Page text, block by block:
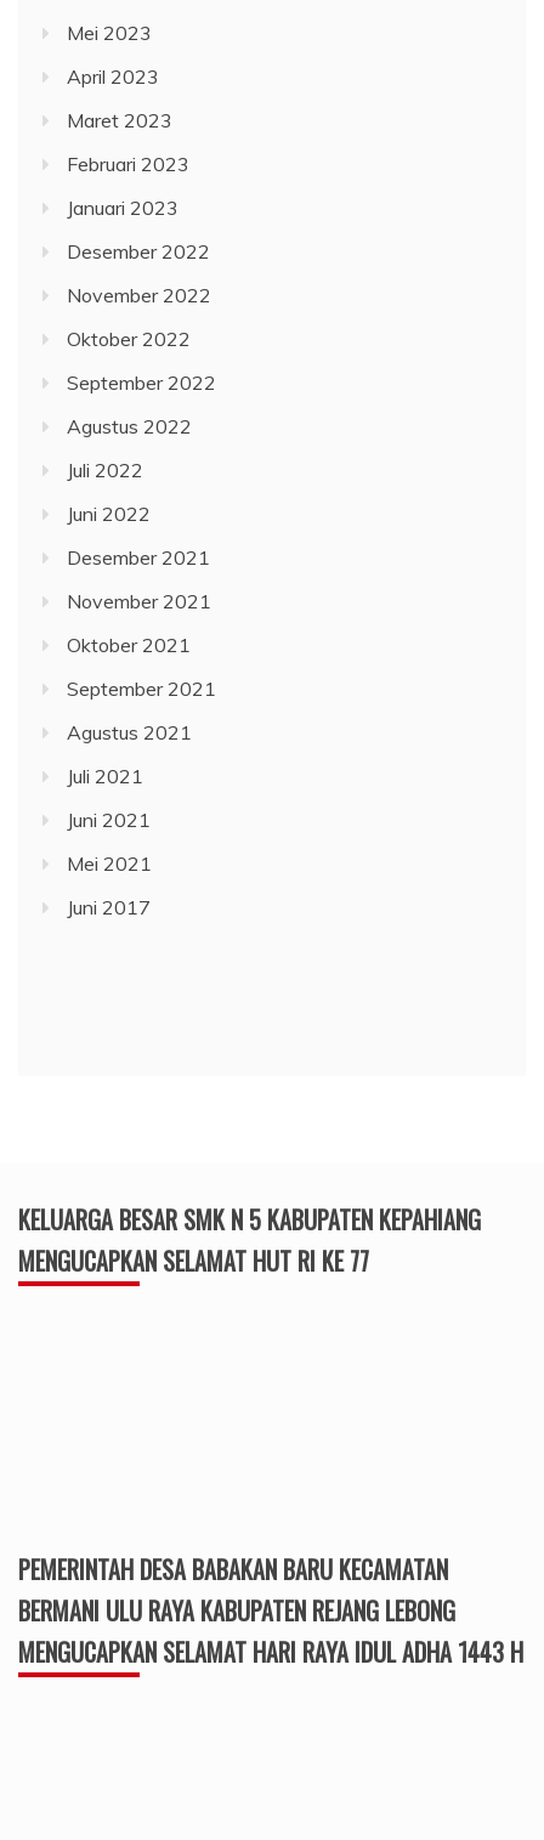
Mei 2023
April 2023
Maret 2023
Februari 2023
Januari 2023
Desember 2022
November 2022
Oktober 2022
September 2022
Agustus 2022
Juli 2022
Juni 2022
Desember 2021
November 2021
Oktober 2021
September 2021
Agustus 2021
Juli 2021
Juni 2021
Mei 2021
Juni 2017
KELUARGA BESAR SMK N 5 KABUPATEN KEPAHIANG
MENGUCAPKAN SELAMAT HUT RI KE 77
PEMERINTAH DESA BABAKAN BARU KECAMATAN
BERMANI ULU RAYA KABUPATEN REJANG LEBONG
MENGUCAPKAN SELAMAT HARI RAYA IDUL ADHA 1443 H